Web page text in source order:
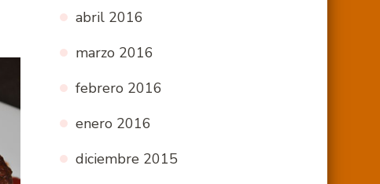
abril 2016
marzo 2016
febrero 2016
enero 2016
diciembre 2015